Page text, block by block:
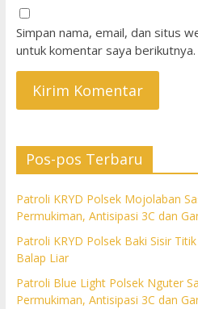
Simpan nama, email, dan situs
untuk komentar saya berikutnya.
Pos-pos Terbaru
Patroli KRYD Polsek Mojolaban
Permukiman, Antisipasi 3C dan
Patroli KRYD Polsek Baki Sisir
Balap Liar
Patroli Blue Light Polsek Nguter
Permukiman, Antisipasi 3C dan